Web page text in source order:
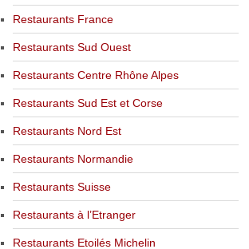
Restaurants France
Restaurants Sud Ouest
Restaurants Centre Rhône Alpes
Restaurants Sud Est et Corse
Restaurants Nord Est
Restaurants Normandie
Restaurants Suisse
Restaurants à l’Etranger
Restaurants Etoilés Michelin